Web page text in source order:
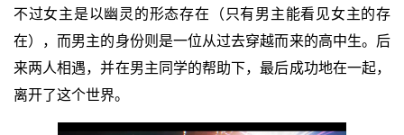
不过女主是以幽灵的形态存在（只有男主能看见女主的存
在），而男主的身份则是一位从过去穿越而来的高中生。后
来两人相遇，并在男主同学的帮助下，最后成功地在一起，
离开了这个世界。